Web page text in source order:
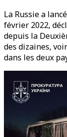
La Russie a
février 2022,
depuis la
des dizaines,
dans les deux